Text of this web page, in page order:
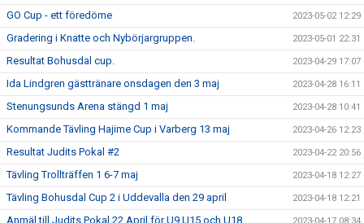
GO Cup - ett föredöme 2023-05-02 12:29
Gradering i Knatte och Nybörjargruppen. 2023-05-01 22:31
Resultat Bohusdal cup. 2023-04-29 17:07
Ida Lindgren gästtränare onsdagen den 3 maj 2023-04-28 16:11
Stenungsunds Arena stängd 1 maj 2023-04-28 10:41
Kommande Tävling Hajime Cup i Varberg 13 maj 2023-04-26 12:23
Resultat Judits Pokal #2 2023-04-22 20:56
Tävling Trollträffen 1 6-7 maj 2023-04-18 12:27
Tävling Bohusdal Cup 2 i Uddevalla den 29 april 2023-04-18 12:21
Anmäl till Judits Pokal 22 April för U9,U15 och U18 2023-04-17 08:34